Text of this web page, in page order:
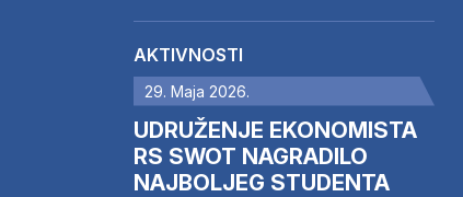
AKTIVNOSTI
29. Maja 2026.
UDRUŽENJE EKONOMISTA
RS SWOT NAGRADILO
NAJBOLJEG STUDENTA